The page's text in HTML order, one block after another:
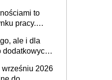
to
pracy.
bariery po
ale i dla
dodatkowych
2026